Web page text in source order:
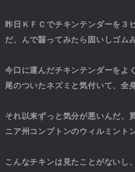
昨日ＫＦＣでチキンテンダーを３
だ、んで齧ってみたら固いしゴム
今口に運んだチキンテンダーをよ
尾のついたネズミと気付いて、全
それ以来ずっと気分が悪いんだ、
ニア州コンプトンのウィルミント
こんなチキンは見たことがないし